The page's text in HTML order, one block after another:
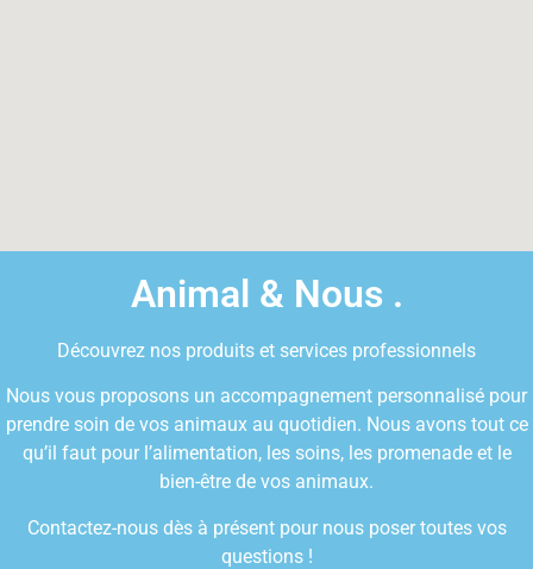
Animal & Nous .
Découvrez nos produits et services professionnels
Nous vous proposons un accompagnement personnalisé pour
prendre soin de vos animaux au quotidien. Nous avons tout ce
qu’il faut pour l’alimentation, les soins, les promenade et le
bien-être de vos animaux.
Contactez-nous dès à présent pour nous poser toutes vos
questions !